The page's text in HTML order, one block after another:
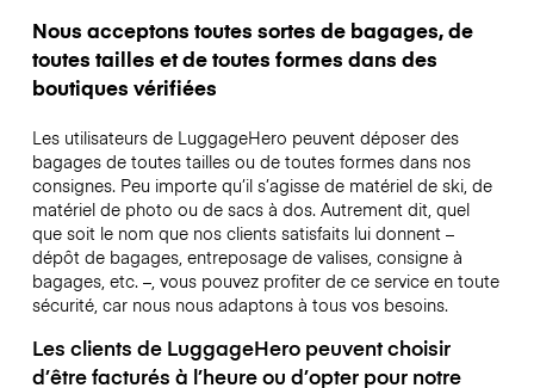
Nous acceptons toutes sortes de bagages, de
toutes tailles et de toutes formes dans des
boutiques vérifiées
Les utilisateurs de LuggageHero peuvent déposer des
bagages de toutes tailles ou de toutes formes dans nos
consignes. Peu importe qu’il s’agisse de matériel de ski, de
matériel de photo ou de sacs à dos. Autrement dit, quel
que soit le nom que nos clients satisfaits lui donnent –
dépôt de bagages, entreposage de valises, consigne à
bagages, etc. –, vous pouvez profiter de ce service en toute
sécurité, car nous nous adaptons à tous vos besoins.
Les clients de LuggageHero peuvent choisir
d’être facturés à l’heure ou d’opter pour notre